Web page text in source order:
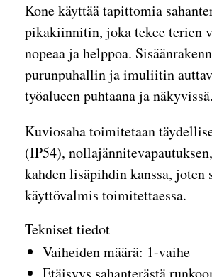
Kone käyttää tapittomia
pikakiinnitin, joka tekee terien
nopeaa ja helppoa.
purunpuhallin ja imuliitin
työalueen puhtaana ja näkyvissä.
Kuviosaha toimitetaan
(IP54),
kahden lisäpihdin kanssa, joten
käyttövalmis toimitettaessa.
Tekniset tiedot
Vaiheiden määrä: 1-vaihe